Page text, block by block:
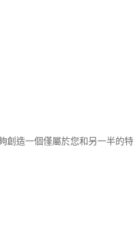
創造一個僅屬於您和另一半的特